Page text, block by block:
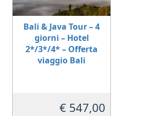
Bali & Java Tour – 4
giorni – Hotel
2*/3*/4* – Offerta
viaggio Bali
€ 547,00